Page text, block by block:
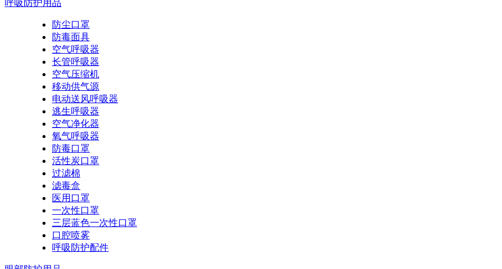
呼吸防护用品
防尘口罩
防毒面具
空气呼吸器
长管呼吸器
空气压缩机
移动供气源
电动送风呼吸器
逃生呼吸器
空气净化器
氧气呼吸器
防毒口罩
活性炭口罩
过滤棉
滤毒盒
医用口罩
一次性口罩
三层蓝色一次性口罩
口腔喷雾
呼吸防护配件